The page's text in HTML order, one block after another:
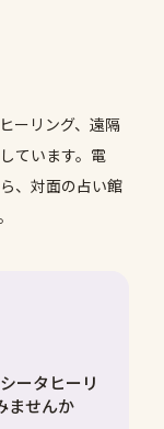
ーリング、遠隔
ています。電
、対面の占い館
ータヒーリ
ませんか